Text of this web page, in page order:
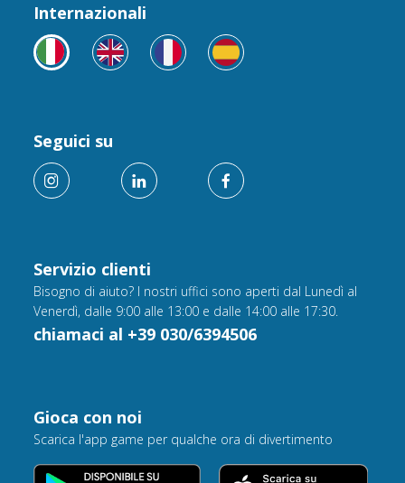
Servizio clienti
Bisogno di aiuto? I nostri uffici sono aperti dal Lunedì al
Venerdì, dalle 9:00 alle 13:00 e dalle 14:00 alle 17:30.
chiamaci al +39 030/6394506
Internazionali
Seguici su
Gioca con noi
Scarica l'app game per qualche ora di divertimento